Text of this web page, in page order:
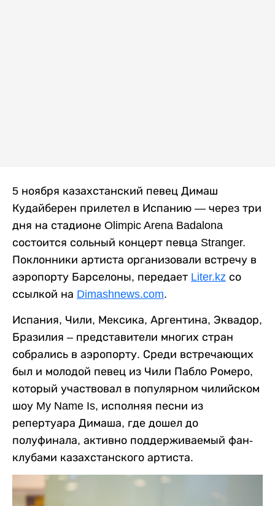
5 ноября казахстанский певец Димаш
Кудайберен прилетел в Испанию — через три
дня на стадионе Olimpic Arena Badalona
состоится сольный концерт певца Stranger.
Поклонники артиста организовали встречу в
аэропорту Барселоны, передает Liter.kz со
ссылкой на Dimashnews.com.
Испания, Чили, Мексика, Аргентина, Эквадор,
Бразилия – представители многих стран
собрались в аэропорту. Среди встречающих
был и молодой певец из Чили Пабло Ромеро,
который участвовал в популярном чилийском
шоу My Name Is, исполняя песни из
репертуара Димаша, где дошел до
полуфинала, активно поддерживаемый фан-
клубами казахстанского артиста.